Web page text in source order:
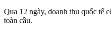
Qua 12 ngày, doanh thu quốc tế
toàn cầu.